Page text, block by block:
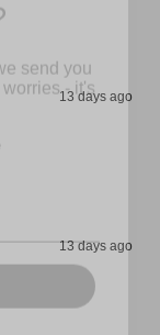
13 days ago
13 days ago
send you